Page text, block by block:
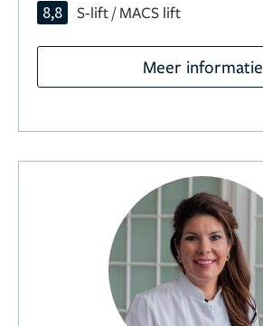
8,8 S-lift / MACS lift
Meer informatie